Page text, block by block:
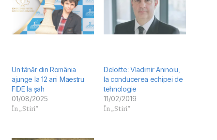
Un tânăr din România
ajunge la 12 ani Maestru
FIDE la șah
01/08/2025
În „Stiri”
Deloitte: Vladimir Aninoiu,
la conducerea echipei de
tehnologie
11/02/2019
În „Stiri”